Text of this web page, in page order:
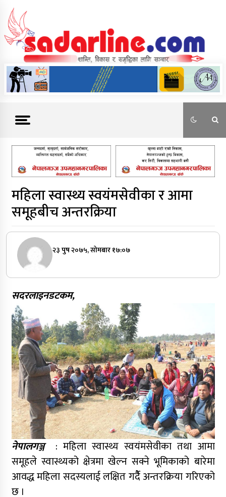
content
News For Nepal
महिला स्वास्थ्य स्वयंमसेवीका र आमा
समूहबीच अन्तरक्रिया
२३ पुष २०७५, सोमबार १७:०७
सदरलाइनडटकम,
नेपालगञ्ज: महिला स्वास्थ्य स्वयंमसेवीका तथा आमा
समूहले स्वास्थ्यको क्षेत्रमा खेल्न सक्ने भूमिकाको बारेमा
आवद्ध महिला सदस्यलाई लक्षित गर्दैै अन्तरक्रिया गरिएको
छ ।